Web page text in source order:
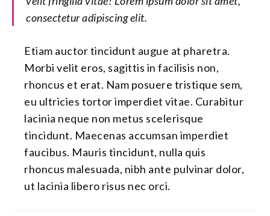
consectetur adipiscing elit.
Etiam auctor tincidunt augue at pharetra.
Morbi velit eros, sagittis in facilisis non,
rhoncus et erat. Nam posuere tristique sem,
eu ultricies tortor imperdiet vitae. Curabitur
lacinia neque non metus scelerisque
tincidunt. Maecenas accumsan imperdiet
faucibus. Mauris tincidunt, nulla quis
rhoncus malesuada, nibh ante pulvinar dolor,
ut lacinia libero risus nec orci.